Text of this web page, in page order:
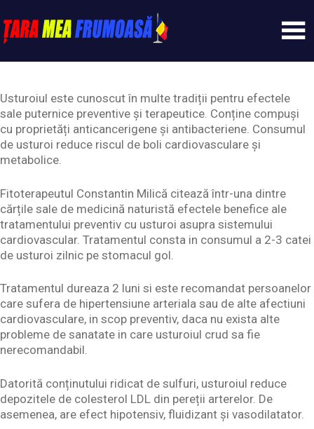
to
content
Tarameafrumoasa
Usturoiul este cunoscut în multe tradiții pentru efectele
sale puternice preventive și terapeutice. Conține compuși
cu proprietăți anticancerigene și antibacteriene. Consumul
de usturoi reduce riscul de boli cardiovasculare și
metabolice.
Fitoterapeutul Constantin Milică citează într-una dintre
cărțile sale de medicină naturistă efectele benefice ale
tratamentului preventiv cu usturoi asupra sistemului
cardiovascular. Tratamentul consta in consumul a 2-3 catei
de usturoi zilnic pe stomacul gol.
Tratamentul dureaza 2 luni si este recomandat persoanelor
care sufera de hipertensiune arteriala sau de alte afectiuni
cardiovasculare, in scop preventiv, daca nu exista alte
probleme de sanatate in care usturoiul crud sa fie
nerecomandabil.
Datorită conținutului ridicat de sulfuri, usturoiul reduce
depozitele de colesterol LDL din pereții arterelor. De
asemenea, are efect hipotensiv, fluidizant și vasodilatator.